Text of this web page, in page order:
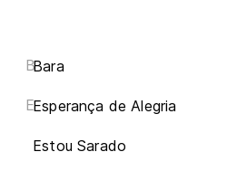
BBara
EEsperança de Alegria
Estou Sarado